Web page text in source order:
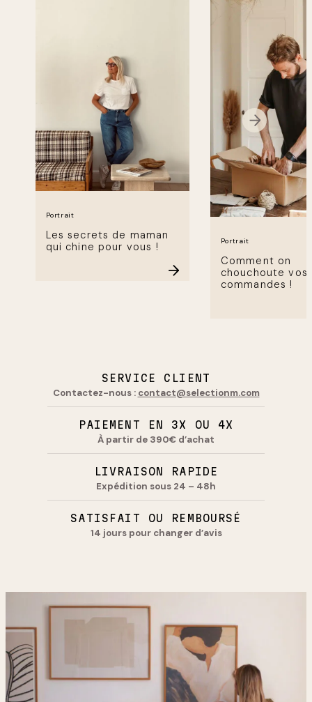
Portrait
Les secrets de maman
qui chine pour vous !
Portrait
Comment on
chouchoute vos
commandes !
SERVICE CLIENT
Contactez-nous : contact@selectionm.com
PAIEMENT EN 3X OU 4X
À partir de 390€ d’achat
LIVRAISON RAPIDE
Expédition sous 24 – 48h
SATISFAIT OU REMBOURSÉ
14 jours pour changer d’avis